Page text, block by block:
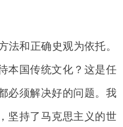
法和正确史观为依托。
本国传统文化？这是任
必须解决好的问题。我
坚持了马克思主义的世